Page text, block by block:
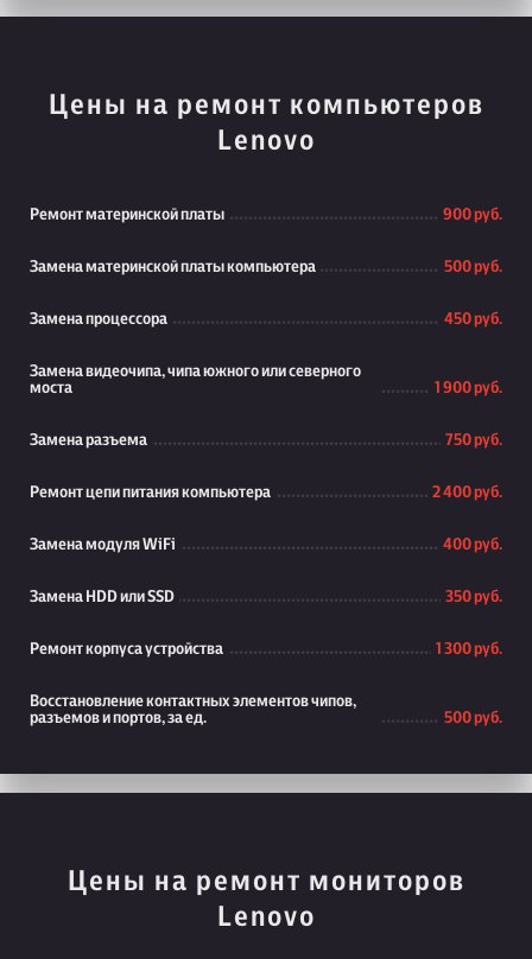
Цены на ремонт компьютеров
Lenovo
Ремонт материнской платы 900 руб.
Замена материнской платы компьютера 500 руб.
Замена процессора 450 руб.
Замена видеочипа, чипа южного или северного
моста
1 900 руб.
Замена разъема 750 руб.
Ремонт цепи питания компьютера 2 400 руб.
Замена модуля WiFi 400 руб.
Замена HDD или SSD 350 руб.
Ремонт корпуса устройства 1 300 руб.
Восстановление контактных элементов чипов,
разъемов и портов, за ед.
500 руб.
Цены на ремонт мониторов
Lenovo